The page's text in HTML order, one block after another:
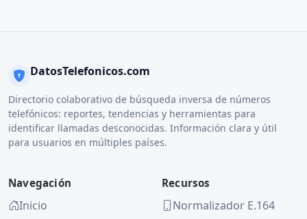
DatosTelefonicos.com
Directorio colaborativo de búsqueda inversa de números
telefónicos: reportes, tendencias y herramientas para
identificar llamadas desconocidas. Información clara y útil
para usuarios en múltiples países.
Navegación
Inicio
Recursos
Normalizador E.164